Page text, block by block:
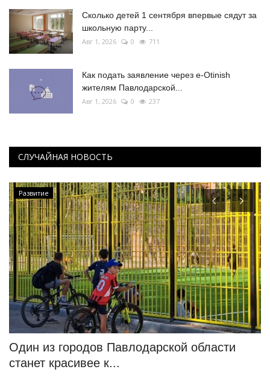
Сколько детей 1 сентября впервые сядут за
школьную парту...
Авг 1, 2026 0 711
Как подать заявление через e-Otinish
жителям Павлодарской...
Авг 1, 2026 0 237
СЛУЧАЙНАЯ НОВОСТЬ
Развитие
Один из городов Павлодарской области
станет красивее к...